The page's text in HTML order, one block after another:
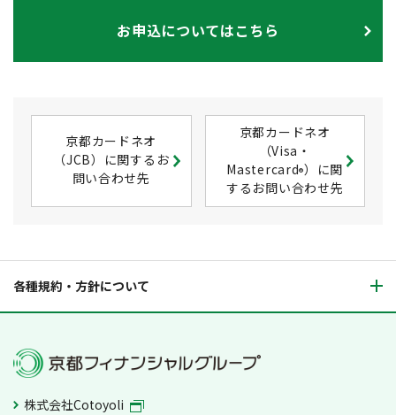
お申込についてはこちら
京都カードネオ
（JCB）に関するお
問い合わせ先
京都カードネオ
（Visa・
Mastercard®）に関
するお問い合わせ先
各種規約・方針について
株式会社Cotoyoli